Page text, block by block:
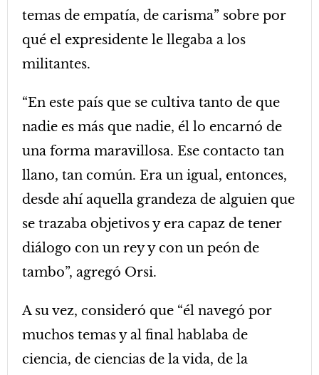
temas de empatía, de carisma” sobre por
qué el expresidente le llegaba a los
militantes.
“En este país que se cultiva tanto de que
nadie es más que nadie, él lo encarnó de
una forma maravillosa. Ese contacto tan
llano, tan común. Era un igual, entonces,
desde ahí aquella grandeza de alguien que
se trazaba objetivos y era capaz de tener
diálogo con un rey y con un peón de
tambo”, agregó Orsi.
A su vez, consideró que “él navegó por
muchos temas y al final hablaba de
ciencia, de ciencias de la vida, de la